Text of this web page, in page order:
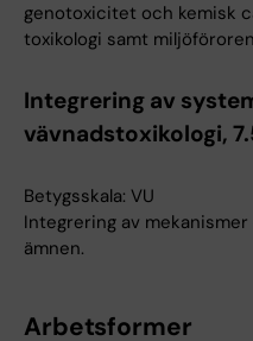
genotoxicitet och kemisk
toxikologi samt
Integrering av
vävnadstoxikologi,
Betygsskala: VU
Integrering av
ämnen.
Arbetsformer